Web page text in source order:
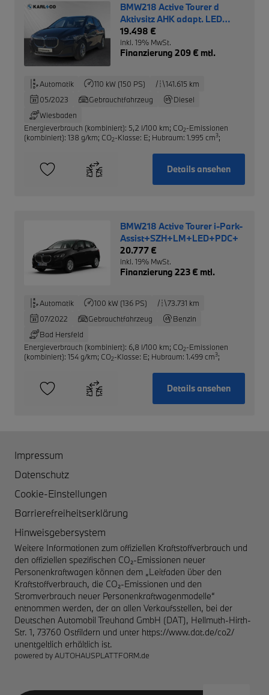
BMW218 Active Tourer d
Aktivsitz AHK adapt. LED
Sonnenschutz
19.498 €
inkl. 19% MwSt.
Finanzierung 209 € mtl.
Automatik 110 kW (150 PS)
141.615 km
05/2023
Gebrauchtfahrzeug
Diesel
Wiesbaden
Energieverbrauch (kombiniert): 5,2 l/100 km; CO2-Emissionen
(kombiniert): 138 g/km; CO2-Klasse: E; Hubraum: 1.995 cm3;
Details ansehen
BMW218 Active Tourer i-Park-
Assist+SZH+LM+LED+PDC+
20.777 €
inkl. 19% MwSt.
Finanzierung 223 € mtl.
Automatik 100 kW (136 PS)
73.731 km
07/2022
Gebrauchtfahrzeug
Benzin
Bad Hersfeld
Energieverbrauch (kombiniert): 6,8 l/100 km; CO2-Emissionen
(kombiniert): 154 g/km; CO2-Klasse: E; Hubraum: 1.499 cm3;
Details ansehen
Impressum
Datenschutz
Cookie-Einstellungen
Barrierefreiheitserklärung
Hinweisgebersystem
Weitere Informationen zum offiziellen Kraftstoffverbrauch und
den offiziellen spezifischen CO₂-Emissionen neuer
Personenkraftwagen können dem „Leitfaden über den
Kraftstoffverbrauch, die CO₂-Emissionen und den
Stromverbrauch neuer Personenkraftwagenmodelle“
entnommen werden, der an allen Verkaufsstellen, bei der
Deutschen Automobil Treuhand GmbH (DAT), Hellmuth-Hirth-
Str. 1, 73760 Ostfildern und unter https://www.dat.de/co2/
unentgeltlich erhältlich ist.
powered byAUTOHAUSPLATTFORM.de